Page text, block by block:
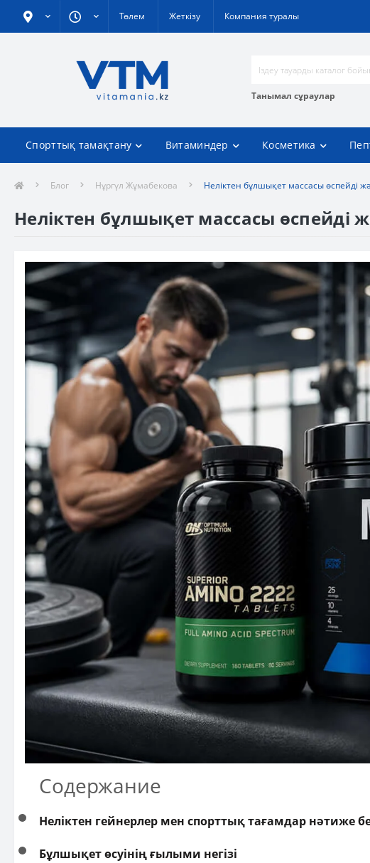
Төлем Жеткізу Компания туралы
Танымал сұраулар
Спорттық тамақтану Витаминдер Косметика
Блог Нұргүл Жұмабекова Неліктен бұлшықет массасы өспейді
Неліктен бұлшықет массасы өспейді
Содержание
Неліктен гейнерлер мен спорттық тағамдар нәтиже
Бұлшықет өсуінің ғылыми негізі